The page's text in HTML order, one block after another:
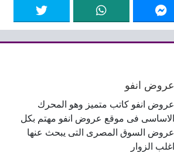
عروض انفو
عروض انفو كاتب متميز وهو المحرك
الاساسى فى موقع عروض انفو مهتم بكل
عروض السوق المصرى التى يبحث عنها
اغلب الزوار